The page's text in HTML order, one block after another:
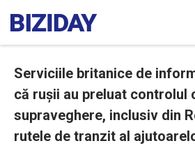
Serviciile britanice de
că rușii au preluat controlul
supraveghere, inclusiv din
rutele de tranzit al